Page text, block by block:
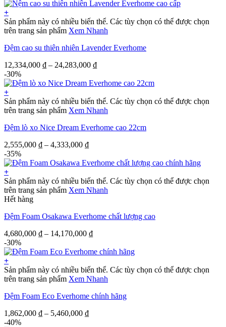
+
Sản phẩm này có nhiều biến thể. Các tùy chọn có thể được chọn
trên trang sản phẩm Xem Nhanh
Đệm cao su thiên nhiên Lavender Everhome
12,334,000 ₫ – 24,283,000 ₫
-30%
+
Sản phẩm này có nhiều biến thể. Các tùy chọn có thể được chọn
trên trang sản phẩm Xem Nhanh
Đệm lò xo Nice Dream Everhome cao 22cm
2,555,000 ₫ – 4,333,000 ₫
-35%
+
Sản phẩm này có nhiều biến thể. Các tùy chọn có thể được chọn
trên trang sản phẩm Xem Nhanh
Hết hàng
Đệm Foam Osakawa Everhome chất lượng cao
4,680,000 ₫ – 14,170,000 ₫
-30%
+
Sản phẩm này có nhiều biến thể. Các tùy chọn có thể được chọn
trên trang sản phẩm Xem Nhanh
Đệm Foam Eco Everhome chính hãng
1,862,000 ₫ – 5,460,000 ₫
-40%